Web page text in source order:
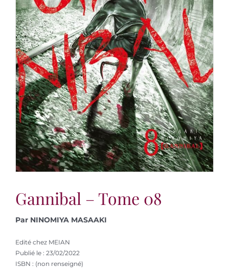
Gannibal – Tome 08
Par NINOMIYA MASAAKI
Edité chez MEIAN
Publié le : 23/02/2022
ISBN : (non renseigné)